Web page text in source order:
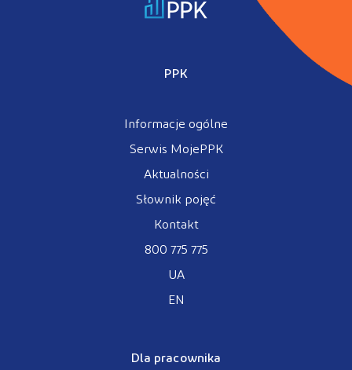
PPK
Informacje ogólne
Serwis MojePPK
Aktualności
Słownik pojęć
Kontakt
800 775 775
UA
EN
Dla pracownika